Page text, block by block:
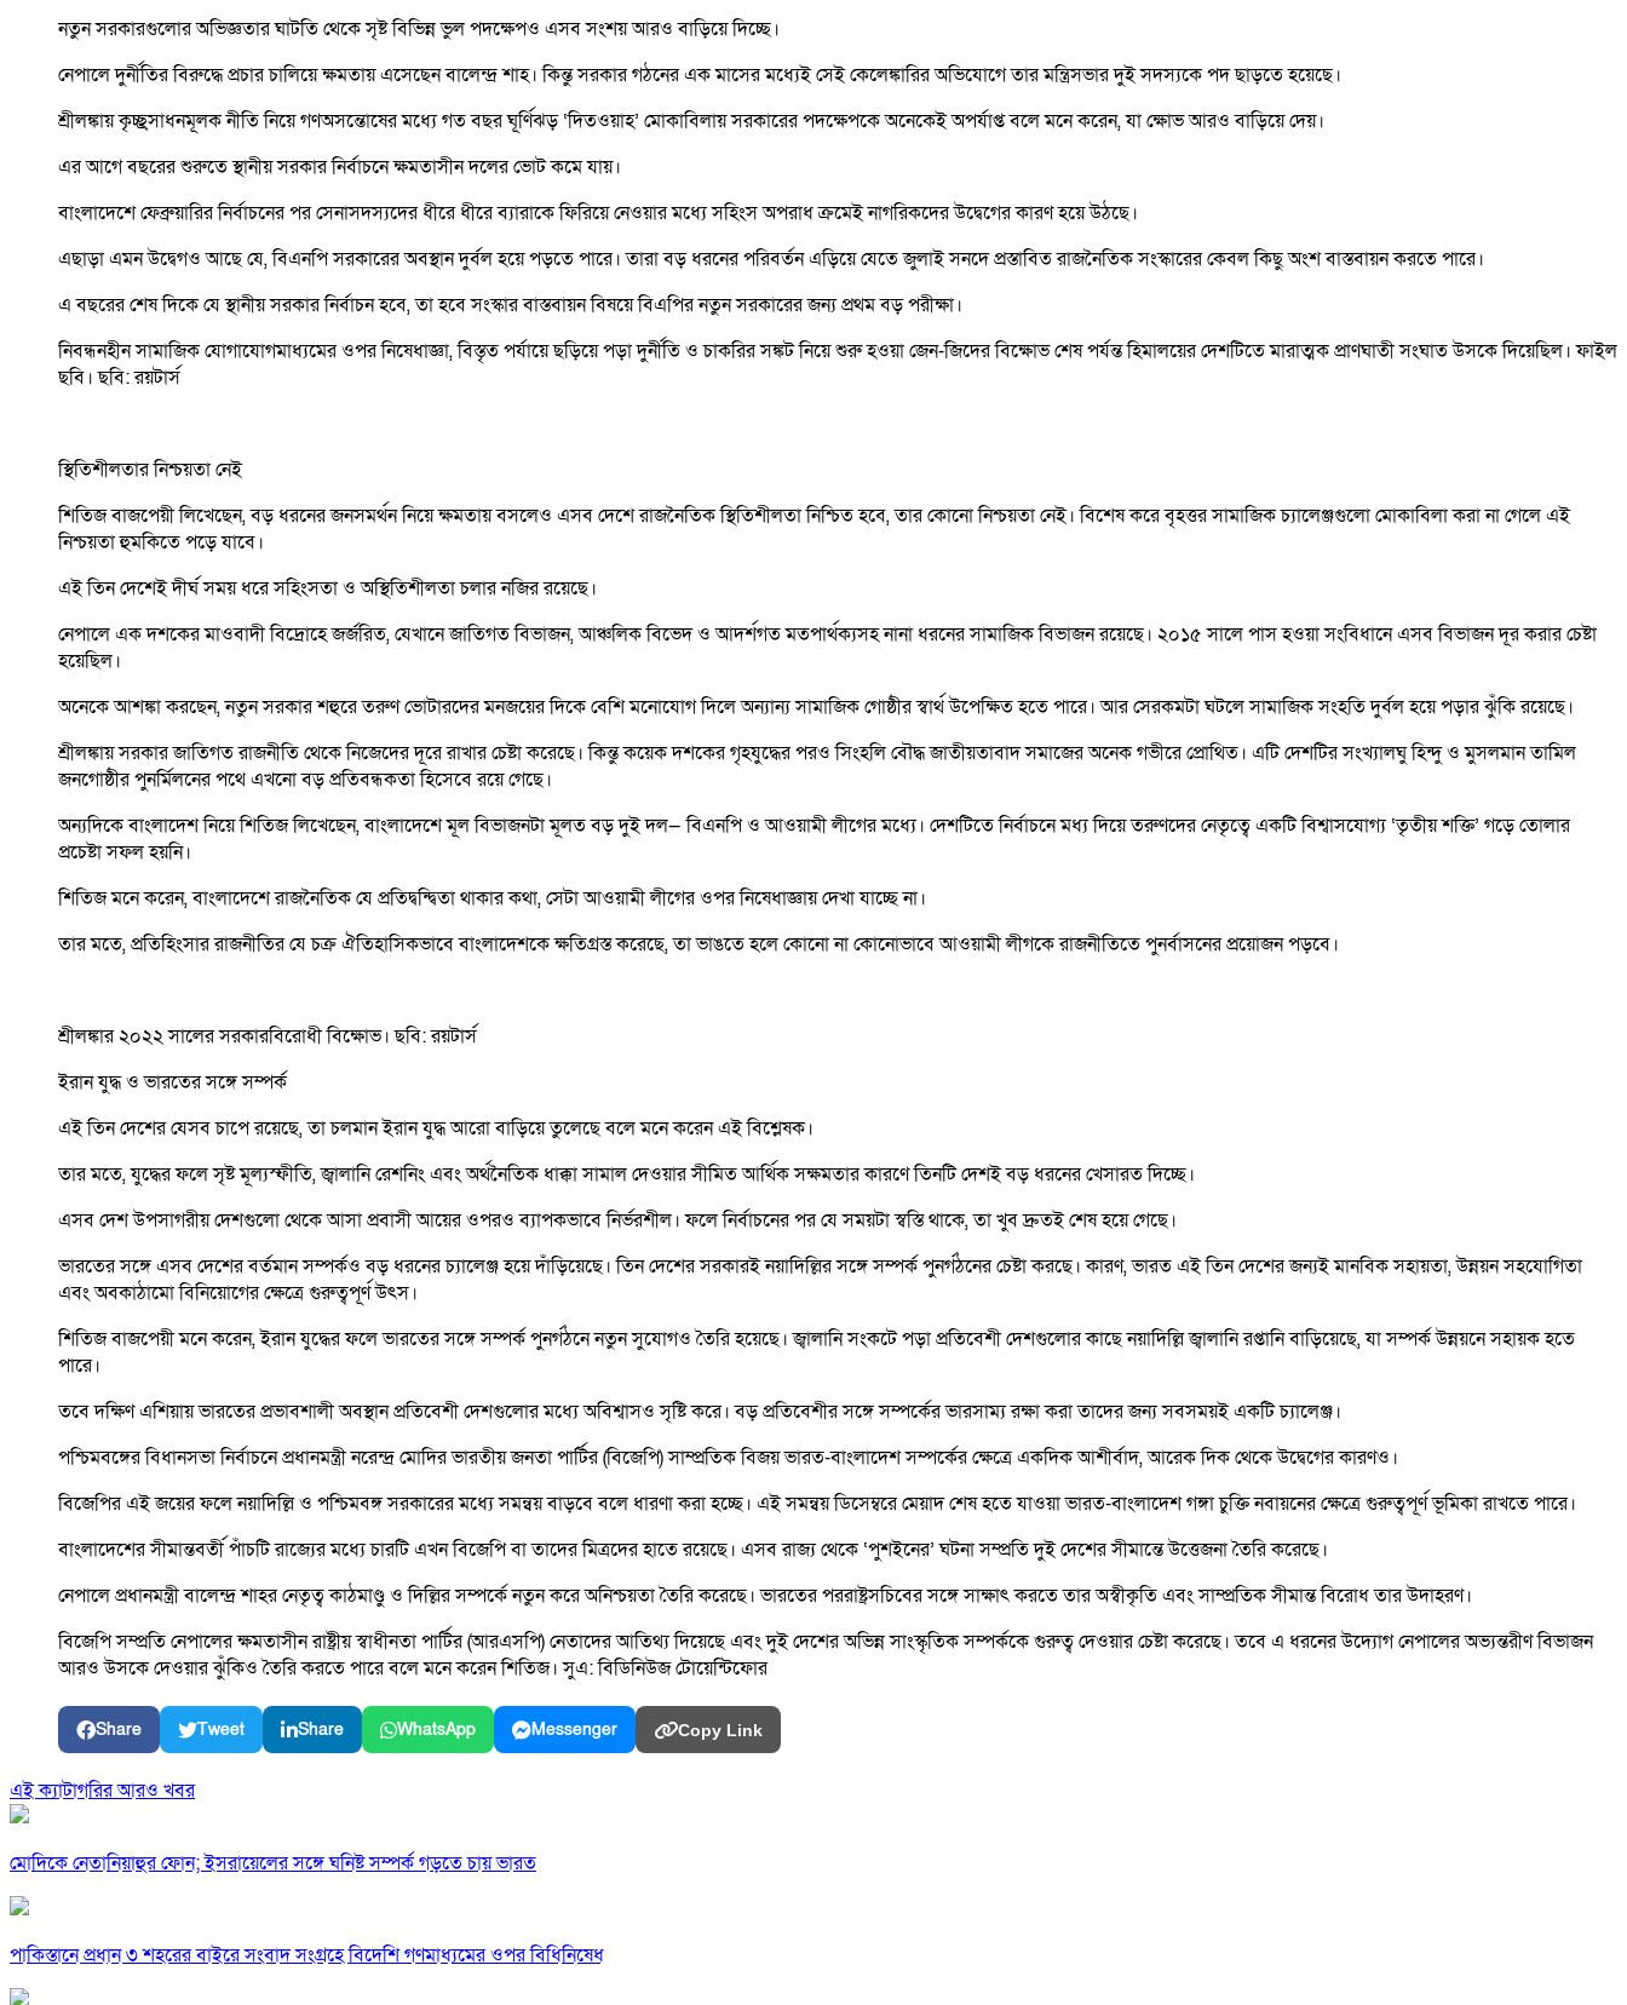
নতুন সরকারগুলোর অভিজ্ঞতার ঘাটতি থেকে সৃষ্ট বিভিন্ন ভুল পদক্ষেপও এসব সংশয় আরও বাড়িয়ে দিচ্ছে।
নেপালে দুর্নীতির বিরুদ্ধে প্রচার চালিয়ে ক্ষমতায় এসেছেন বালেন্দ্র শাহ। কিন্তু সরকার গঠনের এক মাসের মধ্যেই সেই কেলেঙ্কারির অভিযোগে তার মন্ত্রিসভার দুই সদস্যকে পদ ছাড়তে হয়েছে।
শ্রীলঙ্কায় কৃচ্ছ্রসাধনমূলক নীতি নিয়ে গণঅসন্তোষের মধ্যে গত বছর ঘূর্ণিঝড় ‘দিতওয়াহ’ মোকাবিলায় সরকারের পদক্ষেপকে অনেকেই অপর্যাপ্ত বলে মনে করেন, যা ক্ষোভ আরও বাড়িয়ে দেয়।
এর আগে বছরের শুরুতে স্থানীয় সরকার নির্বাচনে ক্ষমতাসীন দলের ভোট কমে যায়।
বাংলাদেশে ফেব্রুয়ারির নির্বাচনের পর সেনাসদস্যদের ধীরে ধীরে ব্যারাকে ফিরিয়ে নেওয়ার মধ্যে সহিংস অপরাধ ক্রমেই নাগরিকদের উদ্বেগের কারণ হয়ে উঠছে।
এছাড়া এমন উদ্বেগও আছে যে, বিএনপি সরকারের অবস্থান দুর্বল হয়ে পড়তে পারে। তারা বড় ধরনের পরিবর্তন এড়িয়ে যেতে জুলাই সনদে প্রস্তাবিত রাজনৈতিক সংস্কারের কেবল কিছু অংশ বাস্তবায়ন করতে পারে।
এ বছরের শেষ দিকে যে স্থানীয় সরকার নির্বাচন হবে, তা হবে সংস্কার বাস্তবায়ন বিষয়ে বিএপির নতুন সরকারের জন্য প্রথম বড় পরীক্ষা।
নিবন্ধনহীন সামাজিক যোগাযোগমাধ্যমের ওপর নিষেধাজ্ঞা, বিস্তৃত পর্যায়ে ছড়িয়ে পড়া দুর্নীতি ও চাকরির সঙ্কট নিয়ে শুরু হওয়া জেন-জিদের বিক্ষোভ শেষ পর্যন্ত হিমালয়ের দেশটিতে মারাত্মক প্রাণঘাতী সংঘাত উসকে দিয়েছিল। ফাইল
ছবি। ছবি: রয়টার্স
স্থিতিশীলতার নিশ্চয়তা নেই
শিতিজ বাজপেয়ী লিখেছেন, বড় ধরনের জনসমর্থন নিয়ে ক্ষমতায় বসলেও এসব দেশে রাজনৈতিক স্থিতিশীলতা নিশ্চিত হবে, তার কোনো নিশ্চয়তা নেই। বিশেষ করে বৃহত্তর সামাজিক চ্যালেঞ্জগুলো মোকাবিলা করা না গেলে এই
নিশ্চয়তা হুমকিতে পড়ে যাবে।
এই তিন দেশেই দীর্ঘ সময় ধরে সহিংসতা ও অস্থিতিশীলতা চলার নজির রয়েছে।
নেপালে এক দশকের মাওবাদী বিদ্রোহে জর্জরিত, যেখানে জাতিগত বিভাজন, আঞ্চলিক বিভেদ ও আদর্শগত মতপার্থক্যসহ নানা ধরনের সামাজিক বিভাজন রয়েছে। ২০১৫ সালে পাস হওয়া সংবিধানে এসব বিভাজন দূর করার চেষ্টা
হয়েছিল।
অনেকে আশঙ্কা করছেন, নতুন সরকার শহুরে তরুণ ভোটারদের মনজয়ের দিকে বেশি মনোযোগ দিলে অন্যান্য সামাজিক গোষ্ঠীর স্বার্থ উপেক্ষিত হতে পারে। আর সেরকমটা ঘটলে সামাজিক সংহতি দুর্বল হয়ে পড়ার ঝুঁকি রয়েছে।
শ্রীলঙ্কায় সরকার জাতিগত রাজনীতি থেকে নিজেদের দূরে রাখার চেষ্টা করেছে। কিন্তু কয়েক দশকের গৃহযুদ্ধের পরও সিংহলি বৌদ্ধ জাতীয়তাবাদ সমাজের অনেক গভীরে প্রোথিত। এটি দেশটির সংখ্যালঘু হিন্দু ও মুসলমান তামিল
জনগোষ্ঠীর পুনর্মিলনের পথে এখনো বড় প্রতিবন্ধকতা হিসেবে রয়ে গেছে।
অন্যদিকে বাংলাদেশ নিয়ে শিতিজ লিখেছেন, বাংলাদেশে মূল বিভাজনটা মূলত বড় দুই দল— বিএনপি ও আওয়ামী লীগের মধ্যে। দেশটিতে নির্বাচনে মধ্য দিয়ে তরুণদের নেতৃত্বে একটি বিশ্বাসযোগ্য ‘তৃতীয় শক্তি’ গড়ে তোলার
প্রচেষ্টা সফল হয়নি।
শিতিজ মনে করেন, বাংলাদেশে রাজনৈতিক যে প্রতিদ্বন্দ্বিতা থাকার কথা, সেটা আওয়ামী লীগের ওপর নিষেধাজ্ঞায় দেখা যাচ্ছে না।
তার মতে, প্রতিহিংসার রাজনীতির যে চক্র ঐতিহাসিকভাবে বাংলাদেশকে ক্ষতিগ্রস্ত করেছে, তা ভাঙতে হলে কোনো না কোনোভাবে আওয়ামী লীগকে রাজনীতিতে পুনর্বাসনের প্রয়োজন পড়বে।
শ্রীলঙ্কার ২০২২ সালের সরকারবিরোধী বিক্ষোভ। ছবি: রয়টার্স
ইরান যুদ্ধ ও ভারতের সঙ্গে সম্পর্ক
এই তিন দেশের যেসব চাপে রয়েছে, তা চলমান ইরান যুদ্ধ আরো বাড়িয়ে তুলেছে বলে মনে করেন এই বিশ্লেষক।
তার মতে, যুদ্ধের ফলে সৃষ্ট মূল্যস্ফীতি, জ্বালানি রেশনিং এবং অর্থনৈতিক ধাক্কা সামাল দেওয়ার সীমিত আর্থিক সক্ষমতার কারণে তিনটি দেশই বড় ধরনের খেসারত দিচ্ছে।
এসব দেশ উপসাগরীয় দেশগুলো থেকে আসা প্রবাসী আয়ের ওপরও ব্যাপকভাবে নির্ভরশীল। ফলে নির্বাচনের পর যে সময়টা স্বস্তি থাকে, তা খুব দ্রুতই শেষ হয়ে গেছে।
ভারতের সঙ্গে এসব দেশের বর্তমান সম্পর্কও বড় ধরনের চ্যালেঞ্জ হয়ে দাঁড়িয়েছে। তিন দেশের সরকারই নয়াদিল্লির সঙ্গে সম্পর্ক পুনর্গঠনের চেষ্টা করছে। কারণ, ভারত এই তিন দেশের জন্যই মানবিক সহায়তা, উন্নয়ন সহযোগিতা
এবং অবকাঠামো বিনিয়োগের ক্ষেত্রে গুরুত্বপূর্ণ উৎস।
শিতিজ বাজপেয়ী মনে করেন, ইরান যুদ্ধের ফলে ভারতের সঙ্গে সম্পর্ক পুনর্গঠনে নতুন সুযোগও তৈরি হয়েছে। জ্বালানি সংকটে পড়া প্রতিবেশী দেশগুলোর কাছে নয়াদিল্লি জ্বালানি রপ্তানি বাড়িয়েছে, যা সম্পর্ক উন্নয়নে সহায়ক হতে
পারে।
তবে দক্ষিণ এশিয়ায় ভারতের প্রভাবশালী অবস্থান প্রতিবেশী দেশগুলোর মধ্যে অবিশ্বাসও সৃষ্টি করে। বড় প্রতিবেশীর সঙ্গে সম্পর্কের ভারসাম্য রক্ষা করা তাদের জন্য সবসময়ই একটি চ্যালেঞ্জ।
পশ্চিমবঙ্গের বিধানসভা নির্বাচনে প্রধানমন্ত্রী নরেন্দ্র মোদির ভারতীয় জনতা পার্টির (বিজেপি) সাম্প্রতিক বিজয় ভারত-বাংলাদেশ সম্পর্কের ক্ষেত্রে একদিক আশীর্বাদ, আরেক দিক থেকে উদ্বেগের কারণও।
বিজেপির এই জয়ের ফলে নয়াদিল্লি ও পশ্চিমবঙ্গ সরকারের মধ্যে সমন্বয় বাড়বে বলে ধারণা করা হচ্ছে। এই সমন্বয় ডিসেম্বরে মেয়াদ শেষ হতে যাওয়া ভারত-বাংলাদেশ গঙ্গা চুক্তি নবায়নের ক্ষেত্রে গুরুত্বপূর্ণ ভূমিকা রাখতে পারে।
বাংলাদেশের সীমান্তবর্তী পাঁচটি রাজ্যের মধ্যে চারটি এখন বিজেপি বা তাদের মিত্রদের হাতে রয়েছে। এসব রাজ্য থেকে ‘পুশইনের’ ঘটনা সম্প্রতি দুই দেশের সীমান্তে উত্তেজনা তৈরি করেছে।
নেপালে প্রধানমন্ত্রী বালেন্দ্র শাহর নেতৃত্ব কাঠমাণ্ডু ও দিল্লির সম্পর্কে নতুন করে অনিশ্চয়তা তৈরি করেছে। ভারতের পররাষ্ট্রসচিবের সঙ্গে সাক্ষাৎ করতে তার অস্বীকৃতি এবং সাম্প্রতিক সীমান্ত বিরোধ তার উদাহরণ।
বিজেপি সম্প্রতি নেপালের ক্ষমতাসীন রাষ্ট্রীয় স্বাধীনতা পার্টির (আরএসপি) নেতাদের আতিথ্য দিয়েছে এবং দুই দেশের অভিন্ন সাংস্কৃতিক সম্পর্ককে গুরুত্ব দেওয়ার চেষ্টা করেছে। তবে এ ধরনের উদ্যোগ নেপালের অভ্যন্তরীণ বিভাজন
আরও উসকে দেওয়ার ঝুঁকিও তৈরি করতে পারে বলে মনে করেন শিতিজ। সুএ: বিডিনিউজ টোয়েন্টিফোর
Share Tweet Share WhatsApp Messenger Copy Link
এই ক্যাটাগরির আরও খবর
মোদিকে নেতানিয়াহুর ফোন; ইসরায়েলের সঙ্গে ঘনিষ্ট সম্পর্ক গড়তে চায় ভারত
পাকিস্তানে প্রধান ৩ শহরের বাইরে সংবাদ সংগ্রহে বিদেশি গণমাধ্যমের ওপর বিধিনিষেধ